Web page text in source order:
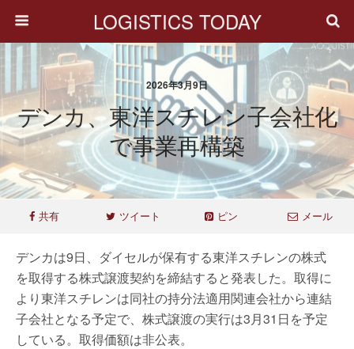
LOGISTICS TODAY
2026年3月9日
デンカ、東洋スチレン子会社化
で事業再構築
共有 ツイート ピン メール
デンカは9日、ダイセルが保有する東洋スチレンの株式
を取得する株式譲渡契約を締結すると発表した。取得に
より東洋スチレンは同社の持分法適用関連会社から連結
子会社となる予定で、株式譲渡の実行は3月31日を予定
している。取得価額は非公表。